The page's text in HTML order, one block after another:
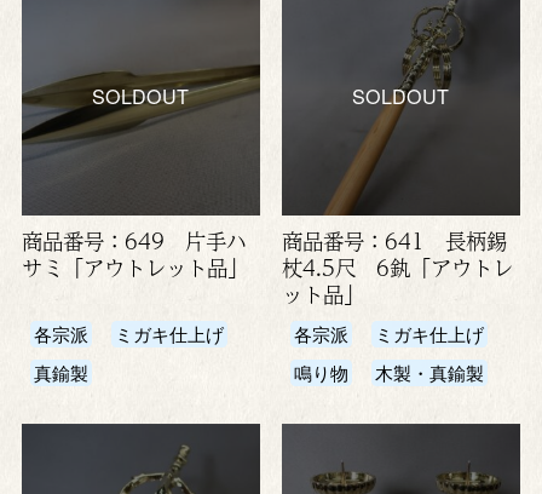
SOLDOUT
商品番号：649 片手ハ
サミ「アウトレット品」
各宗派
ミガキ仕上げ
真鍮製
SOLDOUT
商品番号：641 長柄錫
杖4.5尺 6釻「アウトレ
ット品」
各宗派
ミガキ仕上げ
鳴り物
木製・真鍮製